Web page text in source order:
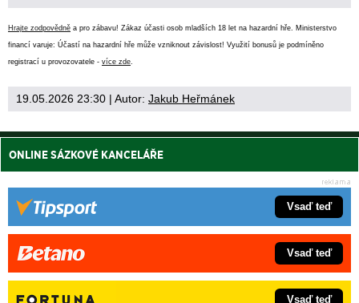
Hrajte zodpovědně a pro zábavu! Zákaz účasti osob mladších 18 let na hazardní hře. Ministerstvo
financí varuje: Účastí na hazardní hře může vzniknout závislost! Využití bonusů je podmíněno
registrací u provozovatele - více zde.
19.05.2026 23:30 | Autor: Jakub Heřmánek
ONLINE SÁZKOVÉ KANCELÁŘE
Vsaď teď
Vsaď teď
Vsaď teď